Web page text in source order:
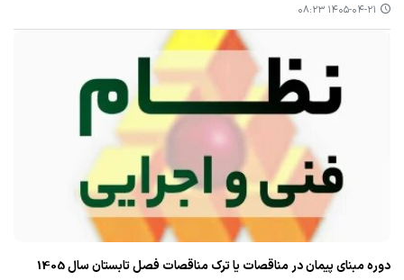
۱۴۰۵-۰۴-۲۱ ۰۸:۲۳
دوره مبنای پیمان در مناقصات یا ترک مناقصات فصل تابستان سال 1405